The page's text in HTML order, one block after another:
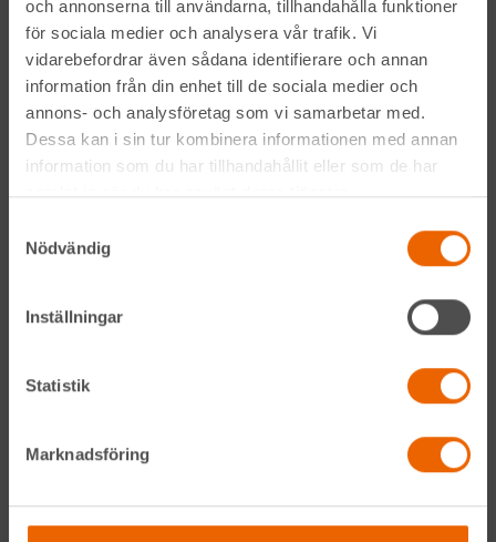
och annonserna till användarna, tillhandahålla funktioner
för sociala medier och analysera vår trafik. Vi
vidarebefordrar även sådana identifierare och annan
information från din enhet till de sociala medier och
annons- och analysföretag som vi samarbetar med.
Dessa kan i sin tur kombinera informationen med annan
information som du har tillhandahållit eller som de har
samlat in när du har använt deras tjänster.
Nödvändig
Inställningar
Statistik
Marknadsföring
Genom att anmäla mig till nyhetsbrevet godkänner jag
Hyreslandslagetsintegritetspolicy.
Instagram
Navigation
Våra maskiner